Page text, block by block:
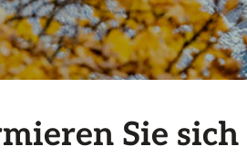
Sie sich